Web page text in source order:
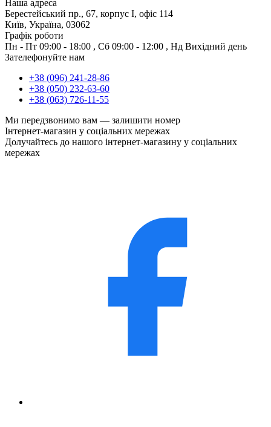
Наша адреса
Берестейський пр., 67, корпус І, офіс 114
Київ, Україна, 03062
Графік роботи
Пн - Пт 09:00 - 18:00 , Сб 09:00 - 12:00 , Нд Вихідний день
Зателефонуйте нам
+38 (096) 241-28-86
+38 (050) 232-63-60
+38 (063) 726-11-55
Ми передзвонимо вам — залишити номер
Інтернет-магазин у соціальних мережах
Долучайтесь до нашого інтернет-магазину у соціальних
мережах